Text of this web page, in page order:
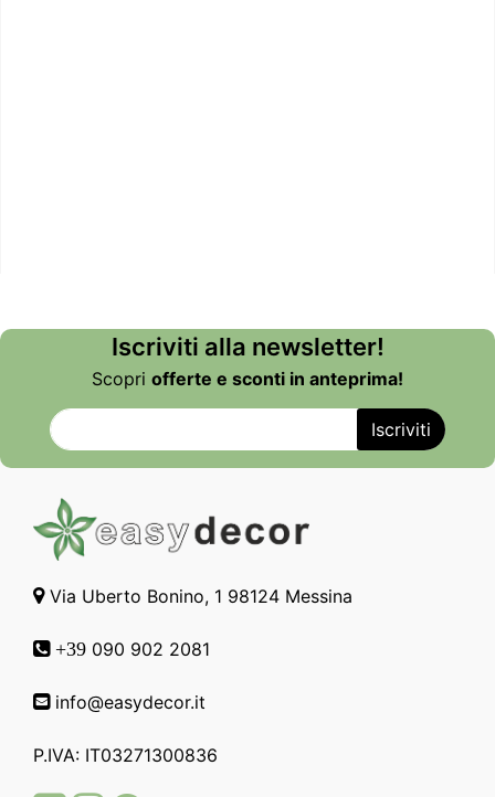
Iscriviti alla newsletter!
Scopri offerte e sconti in anteprima!
Via Uberto Bonino, 1 98124 Messina
+39 090 902 2081
info@easydecor.it
P.IVA: IT03271300836